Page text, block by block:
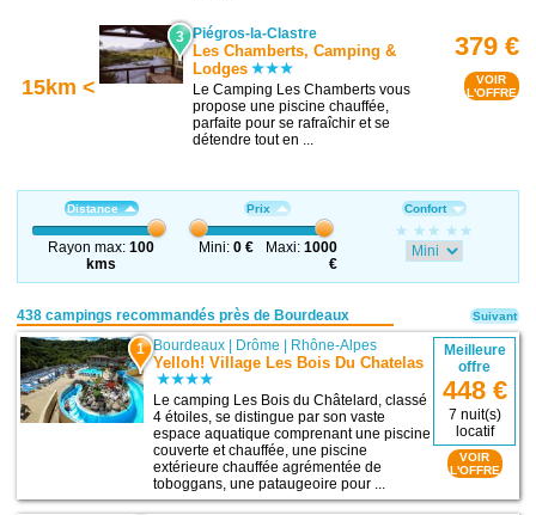
15km <
3 Piégros-la-Clastre
Les Chamberts, Camping &
Lodges
Le Camping Les Chamberts vous
propose une piscine chauffée,
parfaite pour se rafraîchir et se
détendre tout en ...
379 €
VOIR
L'OFFRE
Distance
Rayon max:100
kms
Prix
Mini: 0 € Maxi:1000
€
Confort
438 campings recommandés près de Bourdeaux
1 Bourdeaux | Drôme | Rhône-Alpes
Yelloh! Village Les Bois Du Chatelas
Le camping Les Bois du Châtelard, classé
4 étoiles, se distingue par son vaste
espace aquatique comprenant une piscine
couverte et chauffée, une piscine
extérieure chauffée agrémentée de
toboggans, une pataugeoire pour ...
Meilleure
offre
448 €
7 nuit(s)
locatif
VOIR
L'OFFRE
Suivant